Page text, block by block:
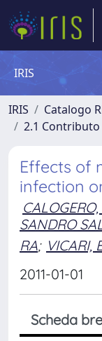
IRIS
IRIS Catalogo
2.1
Effects of
infection
SANDRO
RA; VICARI,
2011-01-01
Scheda